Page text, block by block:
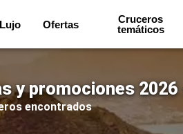
Lujo Ofertas
Cruceros
temáticos
y promociones 2026
encontrados